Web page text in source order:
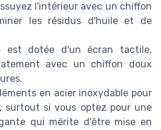
l'intérieur avec un chiffon
les résidus d'huile et de
est dotée d'un écran tactile,
avec un chiffon doux
en acier inoxydable pour
surtout si vous optez pour une
qui mérite d'être mise en